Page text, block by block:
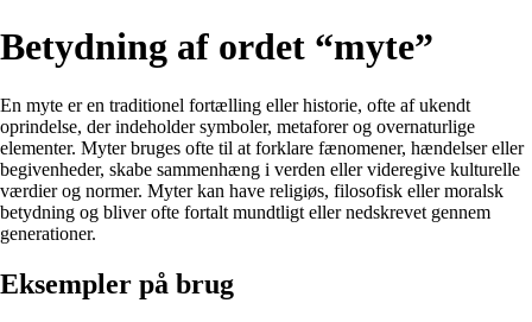
Betydning af ordet “myte”
En myte er en traditionel fortælling eller historie, ofte af ukendt
oprindelse, der indeholder symboler, metaforer og overnaturlige
elementer. Myter bruges ofte til at forklare fænomener, hændelser eller
begivenheder, skabe sammenhæng i verden eller videregive kulturelle
værdier og normer. Myter kan have religiøs, filosofisk eller moralsk
betydning og bliver ofte fortalt mundtligt eller nedskrevet gennem
generationer.
Eksempler på brug